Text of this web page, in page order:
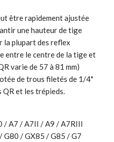
être rapidement ajustée
une hauteur de tige
la plupart des reflex
entre le centre de la tige et
varie de 57 à 81 mm)
de trous filetés de 1/4"
et les trépieds.
/ A7 / A7II / A9 / A7RIII
G80 / GX85 / G85 / G7